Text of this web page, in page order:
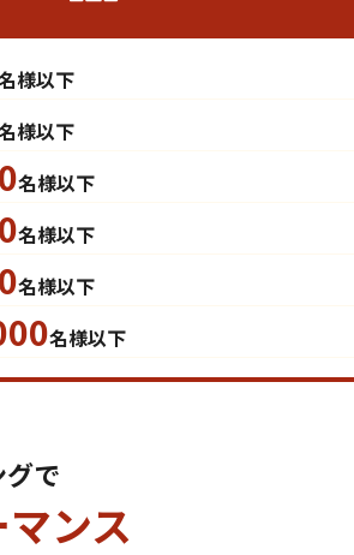
様以下
様以下
名様以下
名様以下
名様以下
名様以下
で
ンス